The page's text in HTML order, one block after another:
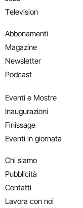
Television
Abbonamenti
Magazine
Newsletter
Podcast
Eventi e Mostre
Inaugurazioni
Finissage
Eventi in giornata
Chi siamo
Pubblicità
Contatti
Lavora con noi